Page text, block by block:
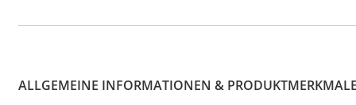
ALLGEMEINE INFORMATIONEN &